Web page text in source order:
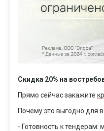
Скидка 20% на
Прямо сейчас закажите
Почему это выгодно для
- Готовность к